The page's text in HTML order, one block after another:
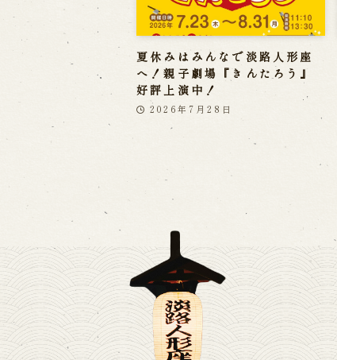
夏休みはみんなで淡路人形座
へ！親子劇場『きんたろう』
好評上演中！
2026年7月28日